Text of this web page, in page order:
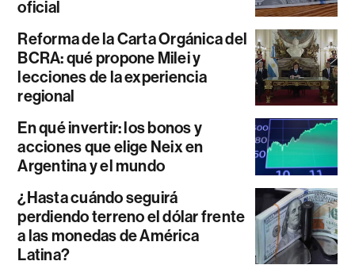
oficial
Reforma de la Carta Orgánica del
BCRA: qué propone Milei y
lecciones de la experiencia
regional
En qué invertir: los bonos y
acciones que elige Neix en
Argentina y el mundo
¿Hasta cuándo seguirá
perdiendo terreno el dólar frente
a las monedas de América
Latina?